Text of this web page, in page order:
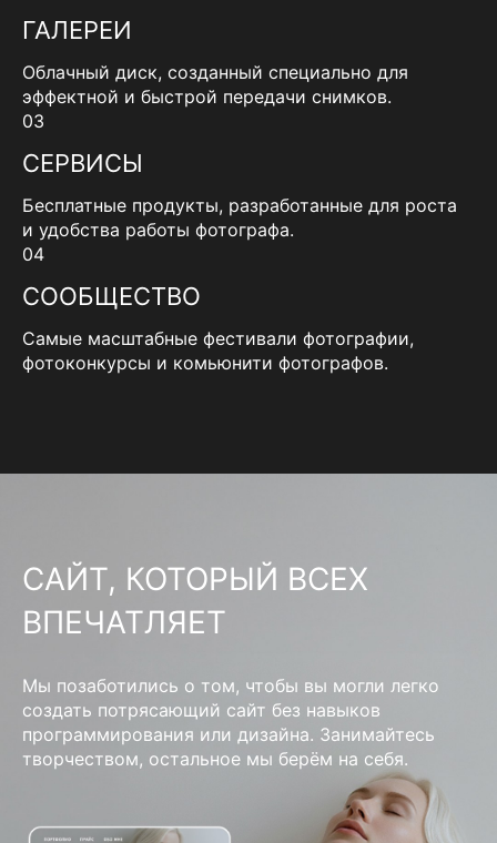
ГАЛЕРЕИ
Облачный диск, созданный специально для
эффектной и быстрой передачи снимков.
03
СЕРВИСЫ
Бесплатные продукты, разработанные для роста
и удобства работы фотографа.
04
СООБЩЕСТВО
Самые масштабные фестивали фотографии,
фотоконкурсы и комьюнити фотографов.
САЙТ, КОТОРЫЙ ВСЕХ
ВПЕЧАТЛЯЕТ
Мы позаботились о том, чтобы вы могли легко
создать потрясающий сайт без навыков
программирования или дизайна. Занимайтесь
творчеством, остальное мы берём на себя.